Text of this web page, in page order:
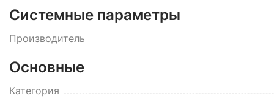
Системные параметры
Производитель
Основные
Категория